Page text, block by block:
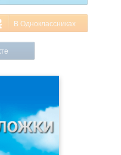
В Одноклассниках